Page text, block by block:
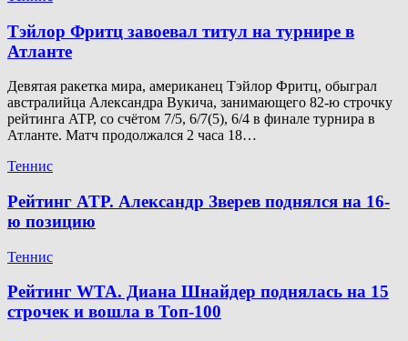
Тэйлор Фритц завоевал титул на турнире в
Атланте
Девятая ракетка мира, американец Тэйлор Фритц, обыграл
австралийца Александра Вукича, занимающего 82-ю строчку
рейтинга ATP, со счётом 7/5, 6/7(5), 6/4 в финале турнира в
Атланте. Матч продолжался 2 часа 18…
Теннис
Рейтинг ATP. Александр Зверев поднялся на 16-
ю позицию
Теннис
Рейтинг WTA. Диана Шнайдер поднялась на 15
строчек и вошла в Топ-100